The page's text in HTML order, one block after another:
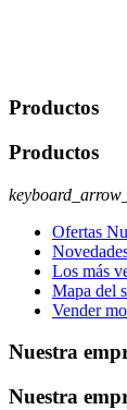
Productos
Productos
Ofertas
Los más
Mapa del
Vender
Nuestra
Nuestra